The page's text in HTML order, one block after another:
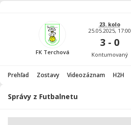
FK Terchová
23. kolo
25.05.2025, 17:00
3 - 0
Kontumovaný
Prehľad Zostavy Videozáznam H2H
Správy z Futbalnetu